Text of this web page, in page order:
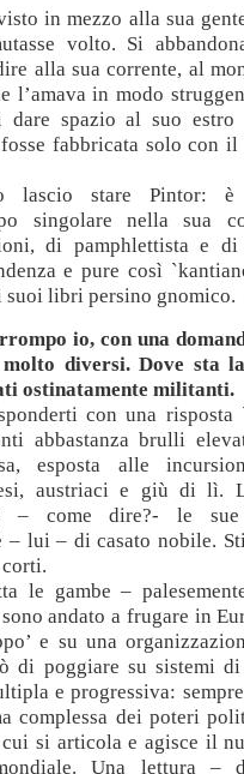
in mezzo alla sua
volto. Si
alla sua corrente, al
l’amava in modo
dare spazio al suo
fabbricata solo con
lascio stare Pintor:
singolare nella sua
di pamphlettista e di
e pure così
suoi libri persino gnomico.
io, con una
diversi. Dove sta
ostinatamente militanti.
con una risposta
abbastanza brulli
esposta alle
austriaci e giù di lì.
– come dire?- le sue
– lui – di casato nobile.
le gambe –
andato a frugare in
e su una
di poggiare su sistemi di
e progressiva:
complessa dei poteri
si articola e agisce il
Una lettura –